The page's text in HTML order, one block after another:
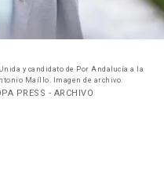
y candidato de Por Andalucía a la
Maíllo. Imagen de archivo.
PRESS - ARCHIVO